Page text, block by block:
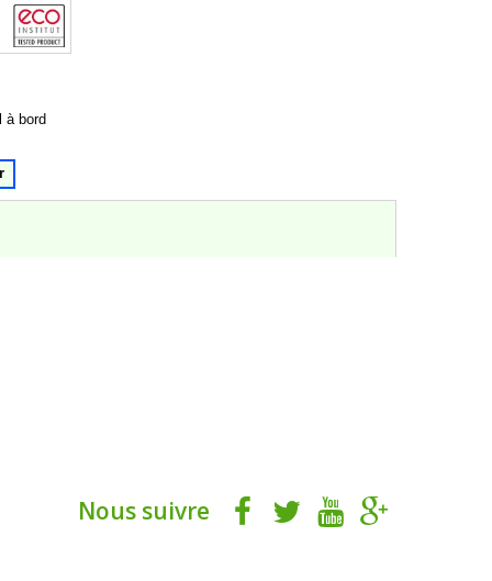
à bord
Nous suivre